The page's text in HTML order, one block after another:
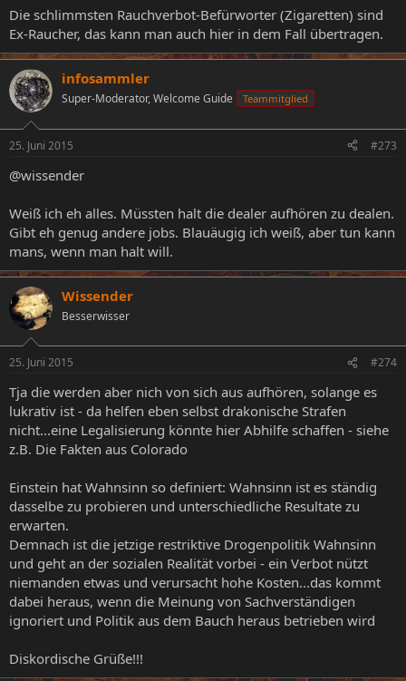
Die schlimmsten Rauchverbot-Befürworter (Zigaretten) sind
Ex-Raucher, das kann man auch hier in dem Fall übertragen.
infosammler
Super-Moderator, Welcome Guide Teammitglied
25. Juni 2015 #273
@wissender
Weiß ich eh alles. Müssten halt die dealer aufhören zu dealen.
Gibt eh genug andere jobs. Blauäugig ich weiß, aber tun kann
mans, wenn man halt will.
Wissender
Besserwisser
25. Juni 2015 #274
Tja die werden aber nich von sich aus aufhören, solange es
lukrativ ist - da helfen eben selbst drakonische Strafen
nicht...eine Legalisierung könnte hier Abhilfe schaffen - siehe
z.B. Die Fakten aus Colorado
Einstein hat Wahnsinn so definiert: Wahnsinn ist es ständig
dasselbe zu probieren und unterschiedliche Resultate zu
erwarten.
Demnach ist die jetzige restriktive Drogenpolitik Wahnsinn
und geht an der sozialen Realität vorbei - ein Verbot nützt
niemanden etwas und verursacht hohe Kosten...das kommt
dabei heraus, wenn die Meinung von Sachverständigen
ignoriert und Politik aus dem Bauch heraus betrieben wird
Diskordische Grüße!!!